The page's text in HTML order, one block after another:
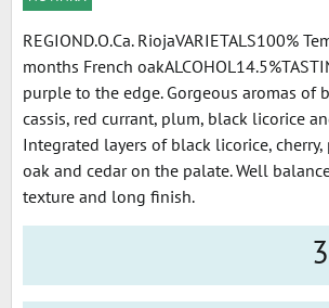
REGIOND.O.Ca. RiojaVARIETALS100%
months French
purple to the edge. Gorgeous aromas of
cassis, red currant, plum, black licorice
Integrated layers of black licorice,
oak and cedar on the palate. Well
texture and long finish.